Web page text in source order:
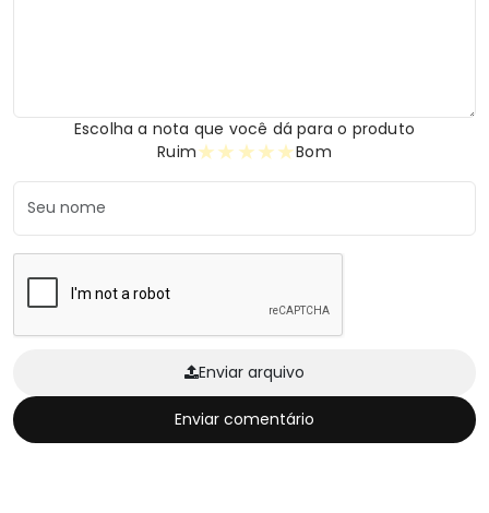
Escolha a nota que você dá para o produto
Ruim
★
★
★
★
★ Bom
Enviar arquivo
Enviar comentário